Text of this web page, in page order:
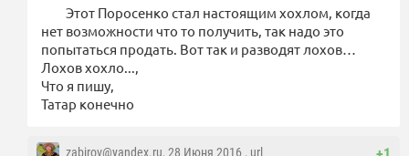
Этот Поросенко стал настоящим хохлом, когда
нет возможности что то получить, так надо это
попытаться продать. Вот так и разводят лохов…
Лохов хохло...,
Что я пишу,
Татар конечно
zabirov@yandex.ru, 28 Июня 2016 , url